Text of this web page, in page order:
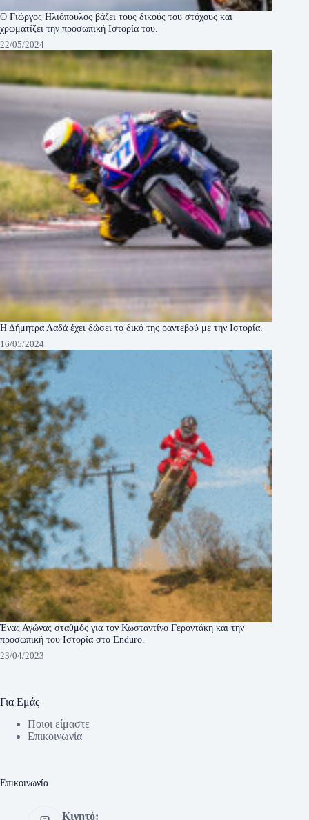
Ο Γιώργος Ηλιόπουλος βάζει τους δικούς του στόχους και
χρωματίζει την προσωπική Ιστορία του.
22/05/2024
Η Δήμητρα Λαδά έχει δώσει το δικό της ραντεβού με την Ιστορία.
16/05/2024
Ένας Αγώνας σταθμός για τον Κωσταντίνο Γεροντάκη και την
προσωπική του Ιστορία στο Enduro.
23/04/2023
Για Εμάς
Ποιοι είμαστε
Eπικοινωνία
Eπικοινωνία
Κινητό: